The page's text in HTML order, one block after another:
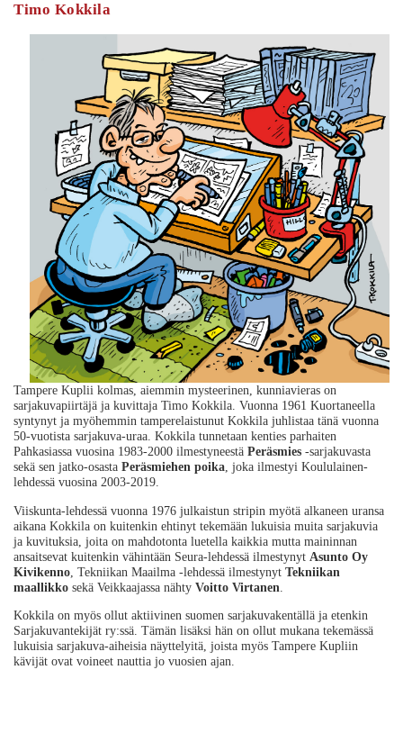
Timo Kokkila
Tampere Kuplii kolmas, aiemmin mysteerinen, kunniavieras on
sarjakuvapiirtäjä ja kuvittaja Timo Kokkila. Vuonna 1961 Kuortaneella
syntynyt ja myöhemmin tamperelaistunut Kokkila juhlistaa tänä vuonna
50-vuotista sarjakuva-uraa. Kokkila tunnetaan kenties parhaiten
Pahkasiassa vuosina 1983-2000 ilmestyneestä Peräsmies -sarjakuvasta
sekä sen jatko-osasta Peräsmiehen poika, joka ilmestyi Koululainen-
lehdessä vuosina 2003-2019.
Viiskunta-lehdessä vuonna 1976 julkaistun stripin myötä alkaneen uransa
aikana Kokkila on kuitenkin ehtinyt tekemään lukuisia muita sarjakuvia
ja kuvituksia, joita on mahdotonta luetella kaikkia mutta maininnan
ansaitsevat kuitenkin vähintään Seura-lehdessä ilmestynyt Asunto Oy
Kivikenno , Tekniikan Maailma -lehdessä ilmestynyt Tekniikan
maallikko sekä Veikkaajassa nähty Voitto Virtanen
Kokkila on myös ollut aktiivinen suomen sarjakuvakentällä ja etenkin
Sarjakuvantekijät ry:ssä. Tämän lisäksi hän on ollut mukana tekemässä
lukuisia sarjakuva-aiheisia näyttelyitä, joista myös Tampere Kupliin
kävijät ovat voineet nauttia jo vuosien ajan.